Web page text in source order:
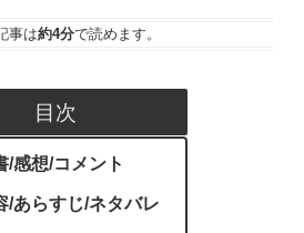
事は約4分で読めます。
目次
/感想/コメント
/あらすじ/ネタバレ